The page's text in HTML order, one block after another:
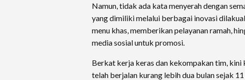
Namun, tidak ada kata menyerah dengan
yang dimiliki melalui berbagai inovasi
menu khas, memberikan pelayanan ramah,
media sosial untuk promosi.
Berkat kerja keras dan kekompakan tim, kini
telah berjalan kurang lebih dua bulan sejak